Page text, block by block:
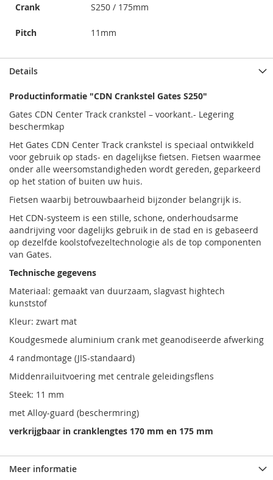
Crank S250 / 175mm
Pitch 11mm
Details
Productinformatie "CDN Crankstel Gates S250"
Gates CDN Center Track crankstel – voorkant.- Legering
beschermkap
Het Gates CDN Center Track crankstel is speciaal ontwikkeld
voor gebruik op stads- en dagelijkse fietsen. Fietsen waarmee
onder alle weersomstandigheden wordt gereden, geparkeerd
op het station of buiten uw huis.
Fietsen waarbij betrouwbaarheid bijzonder belangrijk is.
Het CDN-systeem is een stille, schone, onderhoudsarme
aandrijving voor dagelijks gebruik in de stad en is gebaseerd
op dezelfde koolstofvezeltechnologie als de top componenten
van Gates.
Technische gegevens
Materiaal: gemaakt van duurzaam, slagvast hightech
kunststof
Kleur: zwart mat
Koudgesmede aluminium crank met geanodiseerde afwerking
4 randmontage (JIS-standaard)
Middenrailuitvoering met centrale geleidingsflens
Steek: 11 mm
met Alloy-guard (beschermring)
verkrijgbaar in cranklengtes 170 mm en 175 mm
Meer informatie